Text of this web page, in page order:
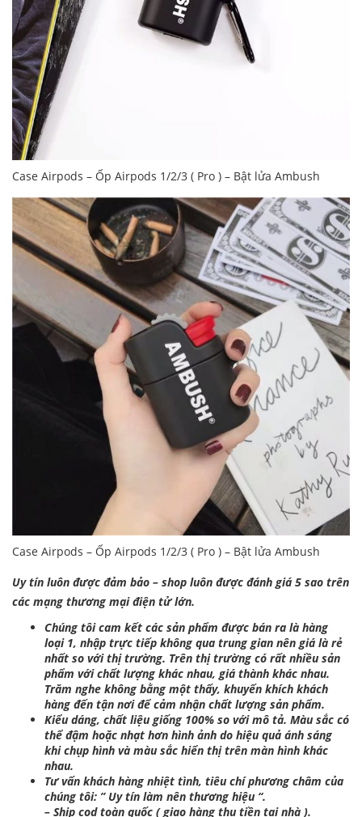
Case Airpods – Ốp Airpods 1/2/3 ( Pro ) – Bật lửa Ambush
Case Airpods – Ốp Airpods 1/2/3 ( Pro ) – Bật lửa Ambush
Uy tín luôn được đảm bảo – shop luôn được đánh giá 5 sao trên
các mạng thương mại điện tử lớn.
Chúng tôi cam kết các sản phẩm được bán ra là hàng
loại 1, nhập trực tiếp không qua trung gian nên giá là rẻ
nhất so với thị trường. Trên thị trường có rất nhiều sản
phẩm với chất lượng khác nhau, giá thành khác nhau.
Trăm nghe không bằng một thấy, khuyến khích khách
hàng đến tận nơi để cảm nhận chất lượng sản phẩm.
Kiểu dáng, chất liệu giống 100% so với mô tả. Màu sắc có
thể đậm hoặc nhạt hơn hình ảnh do hiệu quả ánh sáng
khi chụp hình và màu sắc hiển thị trên màn hình khác
nhau.
Tư vấn khách hàng nhiệt tình, tiêu chí phương châm của
chúng tôi: ” Uy tín làm nên thương hiệu “.
– Ship cod toàn quốc ( giao hàng thu tiền tại nhà ).